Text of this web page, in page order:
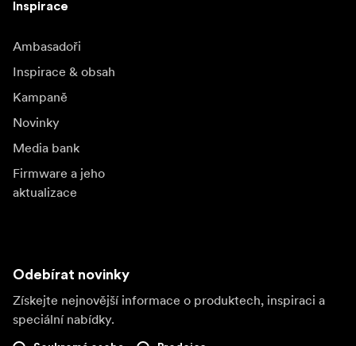
Inspirace
Ambasadoři
Inspirace & obsah
Kampaně
Novinky
Media bank
Firmware a jeho
aktualizace
Odebírat novinky
Získejte nejnovější informace o produktech, inspiraci a
speciální nabídky.